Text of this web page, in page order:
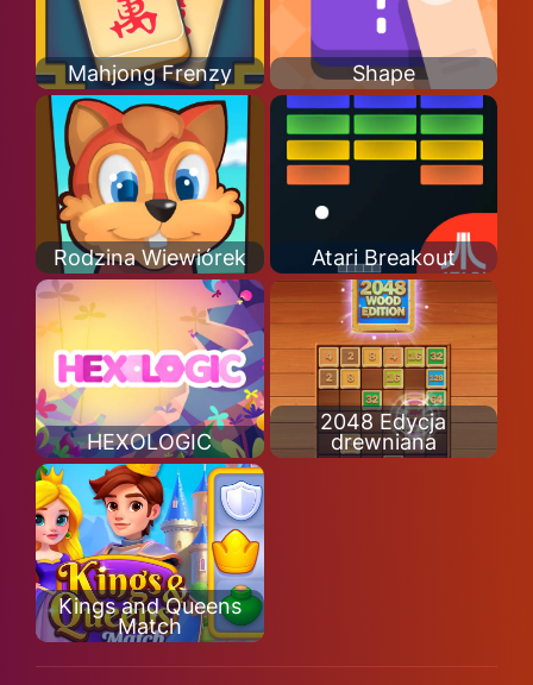
Mahjong Frenzy Shape
Rodzina Wiewiórek Atari Breakout
HEXOLOGIC
2048 Edycja
drewniana
Kings and Queens
Match